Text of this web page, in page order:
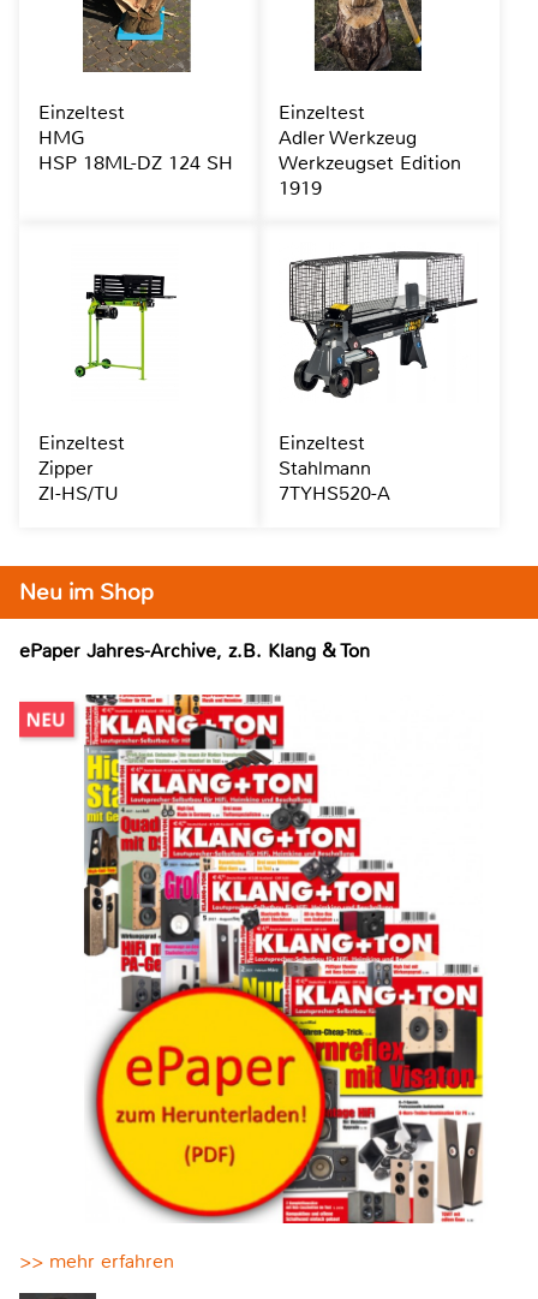
Neu im Shop
ePaper Jahres-Archive, z.B. Klang & Ton
>> mehr erfahren
Einzeltest
HMG
HSP 18ML-DZ 124 SH
Einzeltest
Adler Werkzeug
Werkzeugset Edition
1919
Einzeltest
Zipper
ZI-HS/TU
Einzeltest
Stahlmann
7TYHS520-A